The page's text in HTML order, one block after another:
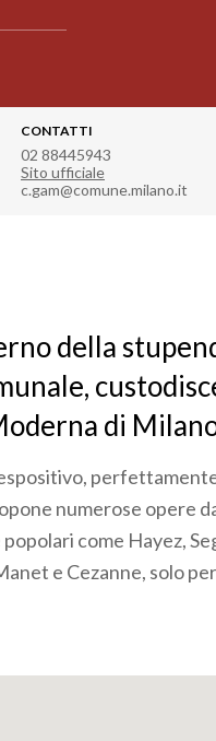
CONTATTI
02 88445943
Sito ufficiale
c.gam@comune.milano.it
no della
di
numerose opere
come Hayez,
e Cezanne, solo